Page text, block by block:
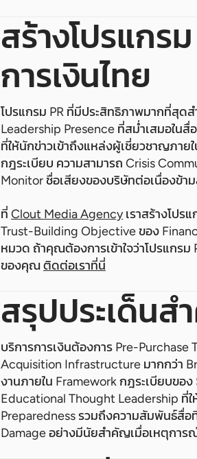
สร้างโปรแกร
การเงินไทย
โปรแกรม PR ที่มีประสิทธิภาพมากที่สุด
Leadership Presence ที่สม่ำเสมอใน
ที่ให้นักข่าวเข้าถึงแหล่งผู้เชี่ยวชาญภาย
กฎระเบียบ ความสามารถ Crisis
Monitor ชื่อเสียงของบริษัทต่อเนื่องข้า
ที่ Clout Media Agencyเราสร้างโปร
Trust-Building Objective ของ
หมวด ถ้าคุณต้องการเข้าใจว่าโปรแกร
ของคุณติดต่อเราที่นี่
สรุปประเด็น
บริการการเงินต้องการ Pre-
Acquisition Infrastructure มากกว่า
งานภายใน Framework กฎระเบียบของ
Educational Thought Leadership ที่
Preparedness รวมถึงความสัมพันธ์สื่อ
Damage อย่างมีนัยสำคัญเมื่อเหตุการ